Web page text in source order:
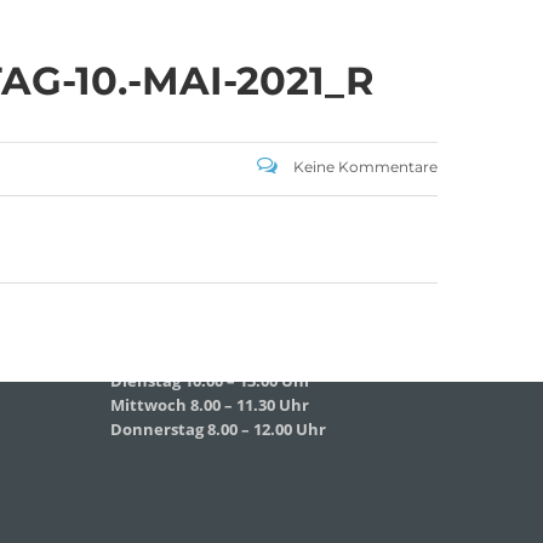
10.-MAI-2021_R
Keine Kommentare
Hauptverwaltung:
Dorfstr. 2,
96231 Bad Staffelstein-Grundfeld
Tel 09573 – 4459 od.
Dienstag 10.00 – 13.00 Uhr
Mittwoch 8.00 – 11.30 Uhr
Donnerstag 8.00 – 12.00 Uhr